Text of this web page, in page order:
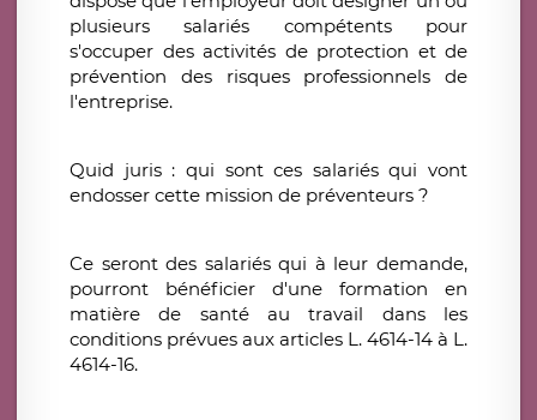
plusieurs salariés compétents pour
s'occuper des activités de protection et de
prévention des risques professionnels de
l'entreprise.
Quid juris : qui sont ces salariés qui vont
endosser cette mission de préventeurs ?
Ce seront des salariés qui à leur demande,
pourront bénéficier d'une formation en
matière de santé au travail dans les
conditions prévues aux articles L. 4614-14 à L.
4614-16.